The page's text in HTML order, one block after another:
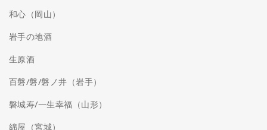
和心（岡山）
岩手の地酒
生原酒
百磐/磐/磐ノ井（岩手）
磐城寿/一生幸福（山形）
綿屋（宮城）